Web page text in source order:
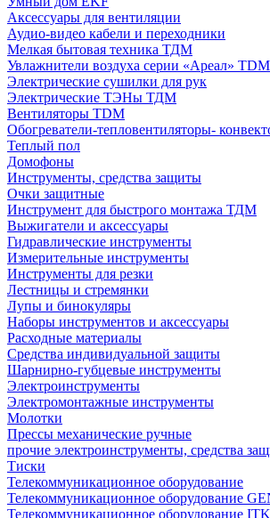
Аксессуары для вентиляции
Аудио-видео кабели и переходники
Мелкая бытовая техника ТДМ
Увлажнители воздуха серии «Ареал» TDM
Электрические сушилки для рук
Электрические ТЭНы ТДМ
Вентиляторы TDM
Обогреватели-тепловентиляторы-
Теплый пол
Домофоны
Инструменты, средства защиты
Очки защитные
Инструмент для быстрого монтажа ТДМ
Выжигатели и аксессуары
Гидравлические инструменты
Измерительные инструменты
Инструменты для резки
Лестницы и стремянки
Лупы и бинокуляры
Наборы инструментов и аксессуары
Расходные материалы
Средства индивидуальной защиты
Шарнирно-губцевые инструменты
Электроинструменты
Электромонтажные инструменты
Молотки
Прессы механические ручные
прочие электроинструменты, средства
Тиски
Телекоммуникационное оборудование
Телекоммуникационное оборудование
Телекоммуникационное оборудование ITK